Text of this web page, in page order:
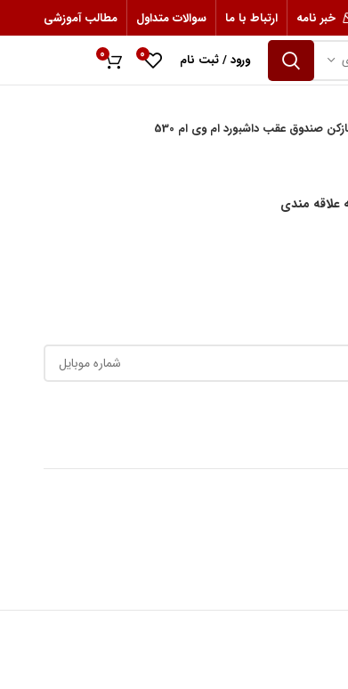
خبر نامه ارتباط با ما سوالات متداول
مطالب آموزشی
ورود / ثبت نام 0
0
صندوق عقب داشبورد ام وی ام 530
علاقه مندی